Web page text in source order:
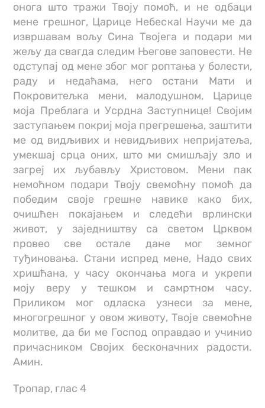
онога што тражи Твоју помоћ, и не одбаци
мене грешног, Царице Небеска! Научи ме да
извршавам вољу Сина Твојега и подари ми
жељу да свагда следим Његове заповести. Не
одступај од мене због мог роптања у болести,
раду и недаћама, него остани Мати и
Покровитељка мени, малодушном, Царице
моја Преблага и Усрдна Заступнице! Својим
заступањем покриј моја прегрешења, заштити
ме од видљивих и невидљивих непријатеља,
умекшај срца оних, што ми смишљају зло и
загреј их љубављу Христовом. Мени пак
немоћном подари Твоју свемоћну помоћ да
победим своје грешне навике како бих,
очишћен покајањем и следећи врлински
живот, у заједништву са светом Црквом
провео све остале дане мог земног
туђиновања. Стани испред мене, Надо свих
хришћана, у часу окончања мога и укрепи
моју веру у тешком и самртном часу.
Приликом мог одласка узнеси за мене,
многогрешног у овом животу, Твоје свемоћне
молитве, да би ме Господ оправдао и учинио
причасником Својих бесконачних радости.
Амин.
Тропар, глас 4